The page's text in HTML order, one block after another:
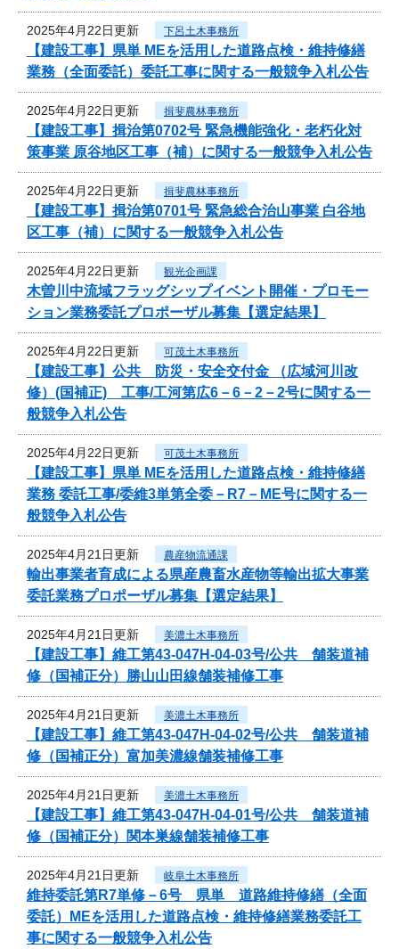
2025年4月22日更新 下呂土木事務所
【建設工事】県単 MEを活用した道路点検・維持修繕
業務（全面委託）委託工事に関する一般競争入札公告
2025年4月22日更新 揖斐農林事務所
【建設工事】揖治第0702号 緊急機能強化・老朽化対
策事業 原谷地区工事（補）に関する一般競争入札公告
2025年4月22日更新 揖斐農林事務所
【建設工事】揖治第0701号 緊急総合治山事業 白谷地
区工事（補）に関する一般競争入札公告
2025年4月22日更新 観光企画課
木曽川中流域フラッグシップイベント開催・プロモー
ション業務委託プロポーザル募集【選定結果】
2025年4月22日更新 可茂土木事務所
【建設工事】公共 防災・安全交付金 （広域河川改
修）(国補正) 工事/工河第広6－6－2－2号に関する一
般競争入札公告
2025年4月22日更新 可茂土木事務所
【建設工事】県単 MEを活用した道路点検・維持修繕
業務 委託工事/委維3単第全委－R7－ME号に関する一
般競争入札公告
2025年4月21日更新 農産物流通課
輸出事業者育成による県産農畜水産物等輸出拡大事業
委託業務プロポーザル募集【選定結果】
2025年4月21日更新 美濃土木事務所
【建設工事】維工第43-047H-04-03号/公共 舗装道補
修（国補正分）勝山山田線舗装補修工事
2025年4月21日更新 美濃土木事務所
【建設工事】維工第43-047H-04-02号/公共 舗装道補
修（国補正分）富加美濃線舗装補修工事
2025年4月21日更新 美濃土木事務所
【建設工事】維工第43-047H-04-01号/公共 舗装道補
修（国補正分）関本巣線舗装補修工事
2025年4月21日更新 岐阜土木事務所
維持委託第R7単修－6号 県単 道路維持修繕（全面
委託）MEを活用した道路点検・維持修繕業務委託工
事に関する一般競争入札公告